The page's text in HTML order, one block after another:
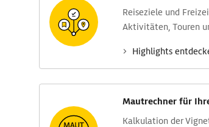
Reise­ziele und
Aktivitäten, Touren
Highlights
Mautrechner für
Kalkulation der